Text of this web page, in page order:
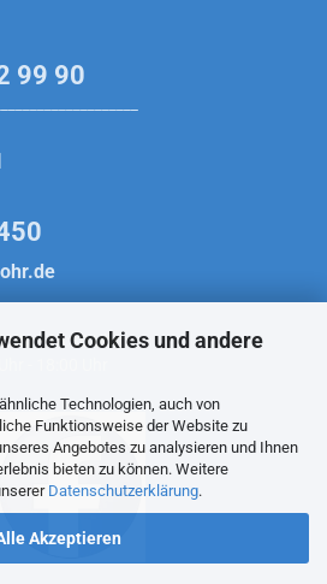
Cookies und andere
Technologien, auch von
Funktionsweise der Website zu
Angebotes zu analysieren und Ihnen
bieten zu können. Weitere
Datenschutzerklärung.
Akzeptieren
99 90
- 18:30 Uhr
Uhr